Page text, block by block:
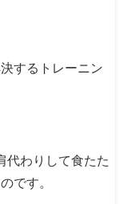
するトレーニン
代わりして食たた
です。